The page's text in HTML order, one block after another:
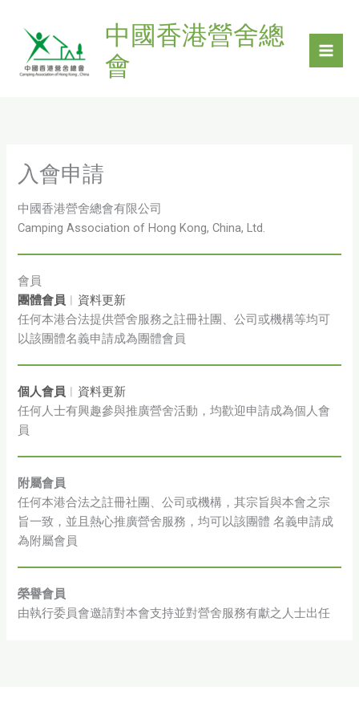
content
中國香港營舍總
會
入會申請
中國香港營舍總會有限公司
Camping Association of Hong Kong, China, Ltd.
會員
團體會員 ︳ 資料更新
任何本港合法提供營舍服務之註冊社團、公司或機構等均可
以該團體名義申請成為團體會員
個人會員 ︳ 資料更新
任何人士有興趣參與推廣營舍活動，均歡迎申請成為個人會
員
附屬會員
任何本港合法之註冊社團、公司或機構，其宗旨與本會之宗
旨一致，並且熱心推廣營舍服務，均可以該團體 名義申請成
為附屬會員
榮譽會員
由執行委員會邀請對本會支持並對營舍服務有獻之人士出任